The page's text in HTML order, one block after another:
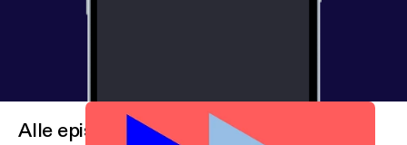
Alle episoder